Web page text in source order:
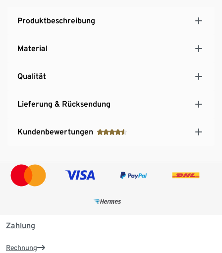
Produktbeschreibung
Material
Qualität
Lieferung & Rücksendung
Kundenbewertungen
Zahlung
Rechnung